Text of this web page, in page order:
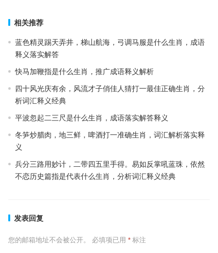
相关推荐
蓝色精灵踢天弄井，梯山航海，弓调马服是什么生肖，成语
释义落实解答
快马加鞭指是什么生肖，推广成语释义解析
四十风光庆有余，风流才子俏佳人猜打一最佳正确生肖，分
析词汇释义经典
平波忽起二三尺是什么生肖，成语落实解答释义
冬笋炒腊肉，地三鲜，啤酒打一准确生肖，词汇解析落实释
义
兵分三路用妙计，二带四五里手得。易如反掌吼蓝珠，依然
不恋历史篇指是代表什么生肖，分析词汇释义经典
发表回复
您的邮箱地址不会被公开。 必填项已用 *标注